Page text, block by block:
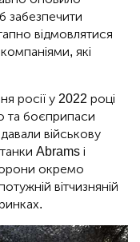
забезпечити
відмовлятися
які
росії у 2022 році
та боєприпаси
військову
Abrams і
окремо
вітчизняній